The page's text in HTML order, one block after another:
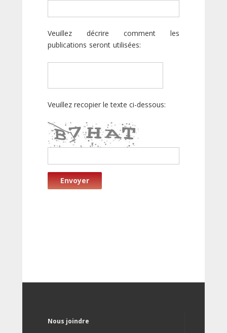
Veuillez décrire comment les
publications seront utilisées:
Veuillez recopier le texte ci-dessous:
Envoyer
Nous joindre